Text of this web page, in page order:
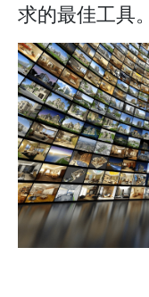
求的最佳工具。